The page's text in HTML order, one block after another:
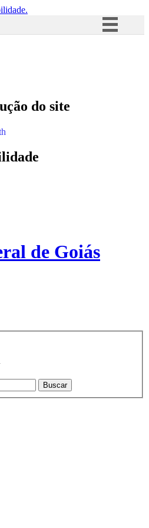
Acesso à informação
do site
de Goiás
Buscar